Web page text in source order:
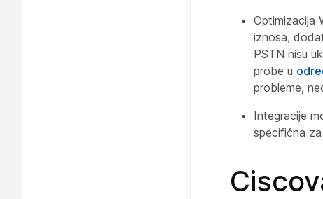
Optimizacija
iznosa,
PSTN nisu
probe u
probleme,
Integracije
specifična